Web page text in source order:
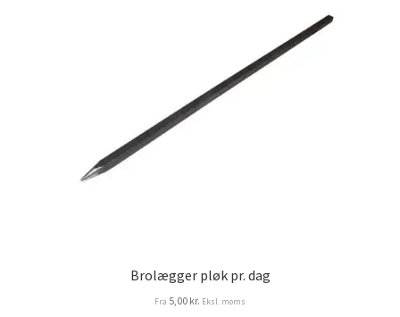
Brolægger pløk pr. dag
Fra 5,00 kr. Eksl. moms